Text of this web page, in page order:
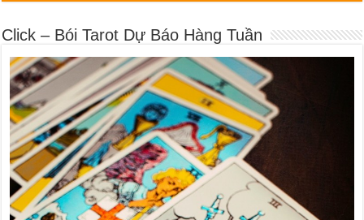
Click – Bói Tarot Dự Báo Hàng Tuần